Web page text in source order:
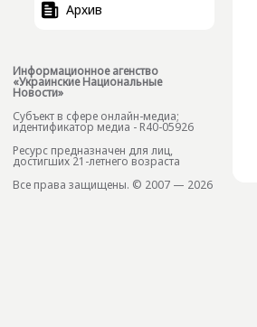
Архив
Информационное агенство
«Украинские Национальные
Новости»
Субъект в сфере онлайн-медиа;
идентификатор медиа - R40-05926
Ресурс предназначен для лиц,
достигших 21-летнего возраста
Все права защищены. © 2007 — 2026